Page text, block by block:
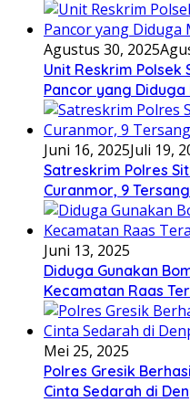
Agustus 30, 2025
Unit Reskrim Polsek
Pancor yang Diduga
Juni 16, 2025Juli 19,
Satreskrim Polres
Curanmor, 9
Juni 13, 2025
Diduga Gunakan
Kecamatan Raas
Mei 25, 2025
Polres Gresik
Cinta Sedarah di